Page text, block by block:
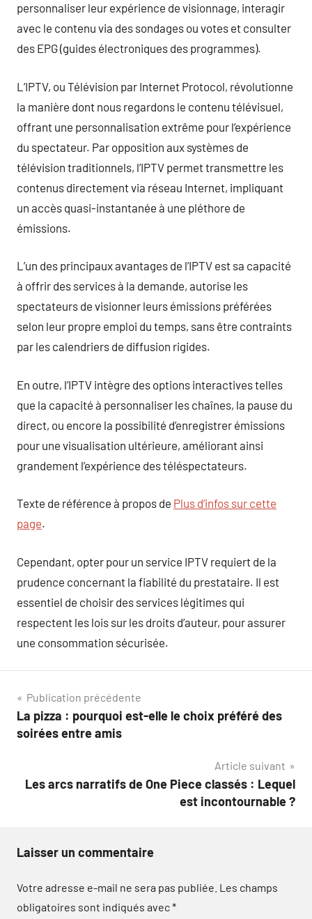
personnaliser leur expérience de visionnage, interagir
avec le contenu via des sondages ou votes et consulter
des EPG (guides électroniques des programmes).
L’IPTV, ou Télévision par Internet Protocol, révolutionne
la manière dont nous regardons le contenu télévisuel,
offrant une personnalisation extrême pour l’expérience
du spectateur. Par opposition aux systèmes de
télévision traditionnels, l’IPTV permet transmettre les
contenus directement via réseau Internet, impliquant
un accès quasi-instantanée à une pléthore de
émissions.
L’un des principaux avantages de l’IPTV est sa capacité
à offrir des services à la demande, autorise les
spectateurs de visionner leurs émissions préférées
selon leur propre emploi du temps, sans être contraints
par les calendriers de diffusion rigides.
En outre, l’IPTV intègre des options interactives telles
que la capacité à personnaliser les chaînes, la pause du
direct, ou encore la possibilité d’enregistrer émissions
pour une visualisation ultérieure, améliorant ainsi
grandement l’expérience des téléspectateurs.
Texte de référence à propos de Plus d’infos sur cette
page.
Cependant, opter pour un service IPTV requiert de la
prudence concernant la fiabilité du prestataire. Il est
essentiel de choisir des services légitimes qui
respectent les lois sur les droits d’auteur, pour assurer
une consommation sécurisée.
Navigation
de
Publication précédente
La pizza : pourquoi est-elle le choix préféré des
soirées entre amis
Article suivant
Les arcs narratifs de One Piece classés : Lequel
est incontournable ?
Laisser un commentaire
Votre adresse e-mail ne sera pas publiée. Les champs
obligatoires sont indiqués avec*